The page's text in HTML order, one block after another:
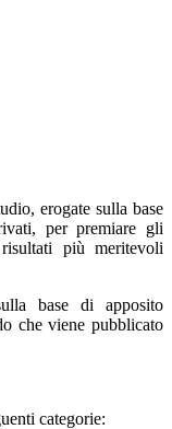
erogate sulla base
per premiare gli
più meritevoli
base di apposito
che viene pubblicato
categorie: